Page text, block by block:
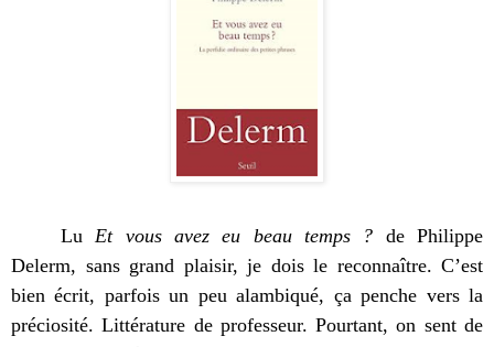
LuEt vous avez eu beau temps ? de Philippe
Delerm, sans grand plaisir, je dois le reconnaître. C’est
bien écrit, parfois un peu alambiqué, ça penche vers la
préciosité. Littérature de professeur. Pourtant, on sent de